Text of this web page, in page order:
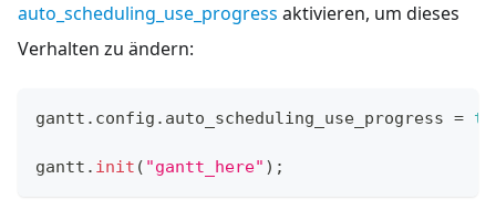
auto_scheduling_use_progress aktivieren, um dieses
Verhalten zu ändern:
gantt . config . auto_scheduling_use_progress =
gantt . init ( "gantt_here" ) ;